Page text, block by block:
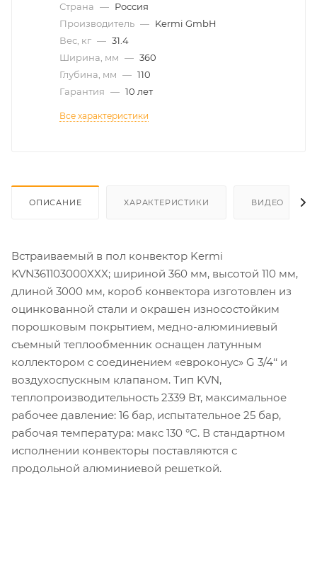
Страна — Россия
Производитель — Kermi GmbH
Вес, кг — 31.4
Ширина, мм — 360
Глубина, мм — 110
Гарантия — 10 лет
Все характеристики
ОПИСАНИЕ ХАРАКТЕРИСТИКИ ВИДЕО
Встраиваемый в пол конвектор Kermi
KVN361103000XXX; шириной 360 мм, высотой 110 мм,
длиной 3000 мм, короб конвектора изготовлен из
оцинкованной стали и окрашен износостойким
порошковым покрытием, медно-алюминиевый
съемный теплообменник оснащен латунным
коллектором с соединением «евроконус» G 3/4‘‘ и
воздухоспускным клапаном. Тип KVN,
теплопроизводительность 2339 Вт, максимальное
рабочее давление: 16 бар, испытательное 25 бар,
рабочая температура: макс 130 °C. В стандартном
исполнении конвекторы поставляются с
продольной алюминиевой решеткой.